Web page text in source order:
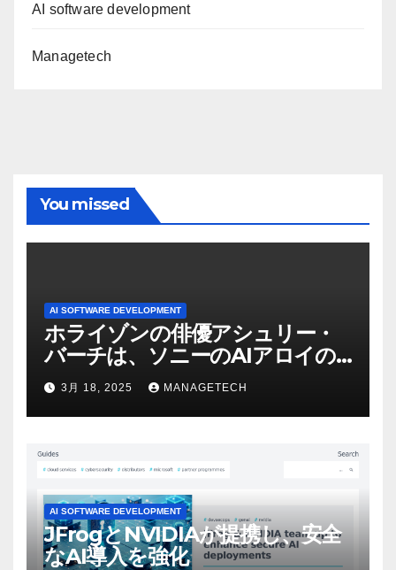
AI software development
Managetech
You missed
AI SOFTWARE DEVELOPMENT
ホライゾンの俳優アシュリー・
バーチは、ソニーのAIアロイの
ビデオを見て「ゲームパフォー
マンスという芸術形式に不安を
感じた」と語る – IGN
3月 18, 2025 MANAGETECH
AI SOFTWARE DEVELOPMENT
JFrogとNVIDIAが提携し、安全
なAI導入を強化